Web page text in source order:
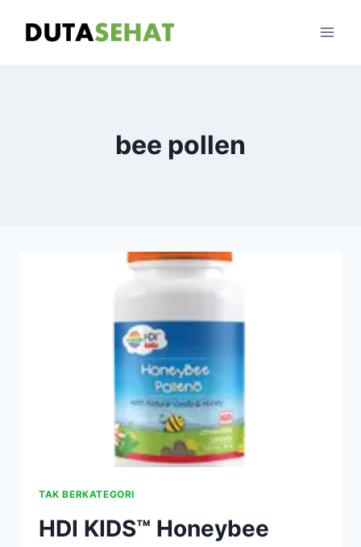
bee pollen
TAK BERKATEGORI
HDI KIDS™ Honeybee